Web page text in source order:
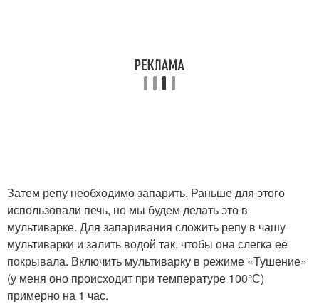
Затем репу необходимо запарить. Раньше для этого
использовали печь, но мы будем делать это в
мультиварке. Для запаривания сложить репу в чашу
мультиварки и залить водой так, чтобы она слегка её
покрывала. Включить мультиварку в режиме «Тушение»
(у меня оно происходит при температуре 100°С)
примерно на 1 час.